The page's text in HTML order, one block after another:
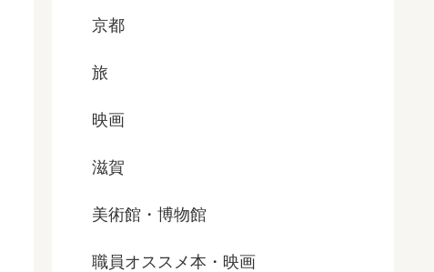
京都
旅
映画
滋賀
美術館・博物館
職員オススメ本・映画